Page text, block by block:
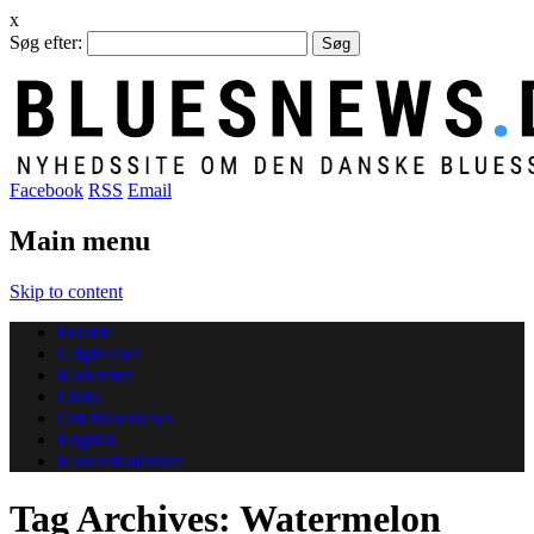
x
Søg efter:
Facebook RSS Email
Main menu
Skip to content
Forside
Udgivelser
Koncerter
Links
Om Bluesnews
English
Koncertkalender
Tag Archives: Watermelon